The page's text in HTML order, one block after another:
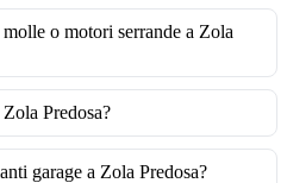
o motori serrande a Zola
Predosa?
garage a Zola Predosa?